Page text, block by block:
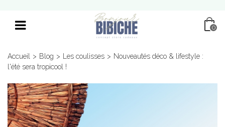
0
Accueil > Blog > Les coulisses > Nouveautés déco & lifestyle :
l'été sera tropicool !